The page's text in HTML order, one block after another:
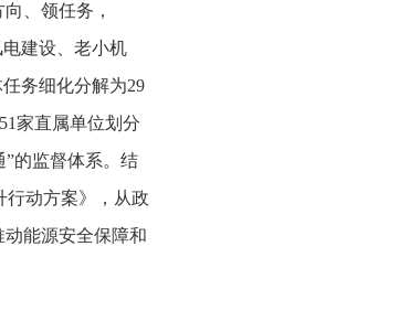
、领任务，
建设、老小机
务细化分解为29
家直属单位划分
的监督体系。结
行动方案》，从政
能源安全保障和